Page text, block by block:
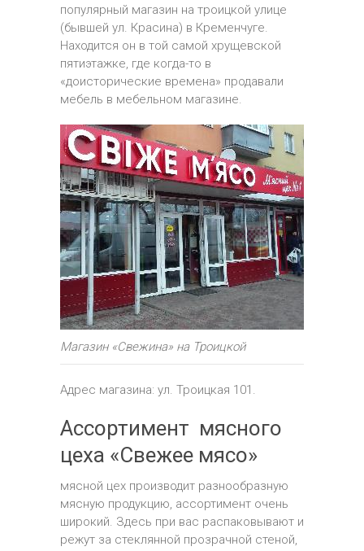
популярный магазин на троицкой улице
(бывшей ул. Красина) в Кременчуге.
Находится он в той самой хрущевской
пятиэтажке, где когда-то в
«доисторические времена» продавали
мебель в мебельном магазине.
Магазин «Свежина» на Троицкой
Адрес магазина: ул. Троицкая 101.
Ассортимент мясного
цеха «Свежее мясо»
мясной цех производит разнообразную
мясную продукцию, ассортимент очень
широкий. Здесь при вас распаковывают и
режут за стеклянной прозрачной стеной,